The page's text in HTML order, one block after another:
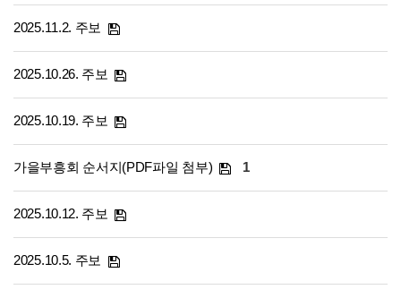
2025.11.2. 주보
2025.10.26. 주보
2025.10.19. 주보
가을부흥회 순서지(PDF파일 첨부) 1
2025.10.12. 주보
2025.10.5. 주보